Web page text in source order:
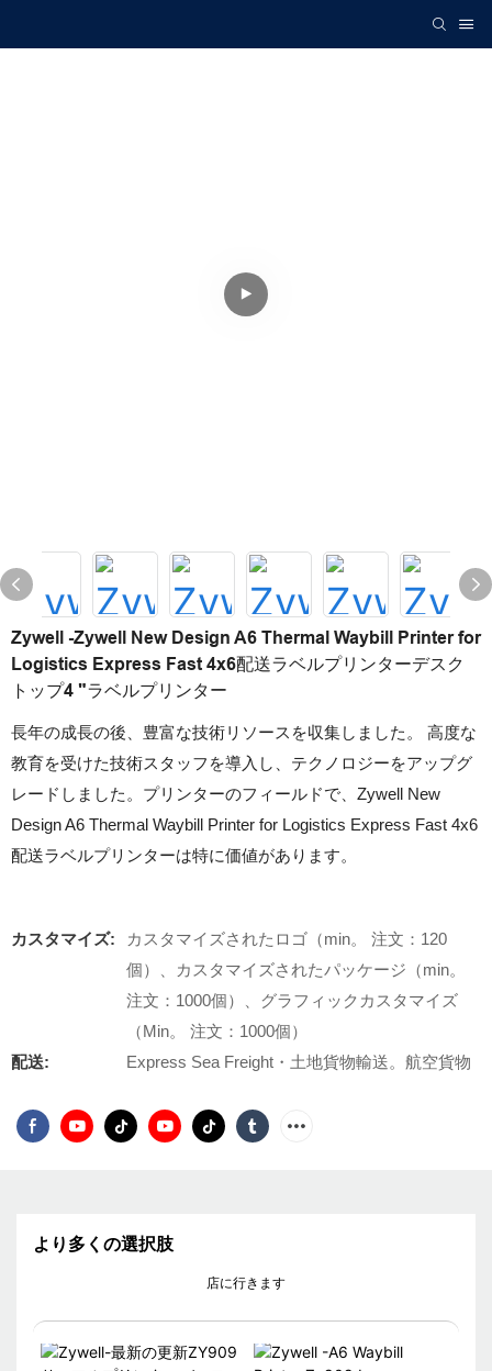
Zywell -Zywell New Design A6 Thermal Waybill Printer for
Logistics Express Fast 4x6配送ラベルプリンターデスク
トップ4 "ラベルプリンター
長年の成長の後、豊富な技術リソースを収集しました。 高度な
教育を受けた技術スタッフを導入し、テクノロジーをアップグ
レードしました。プリンターのフィールドで、Zywell New
Design A6 Thermal Waybill Printer for Logistics Express Fast 4x6
配送ラベルプリンターは特に価値があります。
カスタマイズ:
カスタマイズされたロゴ（min。 注文：120
個）、カスタマイズされたパッケージ（min。
注文：1000個）、グラフィックカスタマイズ
（Min。 注文：1000個）
配送:
Express Sea Freight・土地貨物輸送。航空貨物
より多くの選択肢
店に行きます